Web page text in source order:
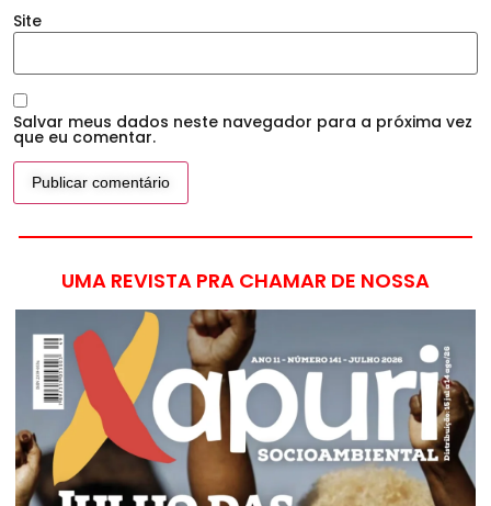
Site
Salvar meus dados neste navegador para a próxima vez
que eu comentar.
UMA REVISTA PRA CHAMAR DE NOSSA